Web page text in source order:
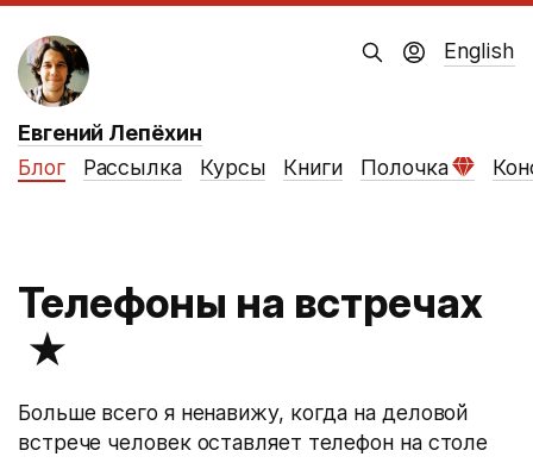
Евгений Лепёхин
Блог
Рассылка Курсы Книги Полочка
English
Телефоны на встречах
★
Больше всего я ненавижу, когда на деловой
встрече человек оставляет телефон на столе